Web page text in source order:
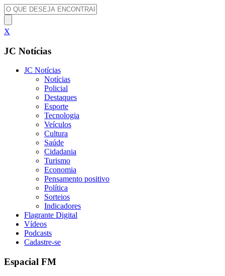
X
JC Notícias
JC Notícias
Notícias
Policial
Destaques
Esporte
Tecnologia
Veículos
Cultura
Saúde
Cidadania
Turismo
Economia
Pensamento positivo
Política
Sorteios
Indicadores
Flagrante Digital
Vídeos
Podcasts
Cadastre-se
Espacial FM